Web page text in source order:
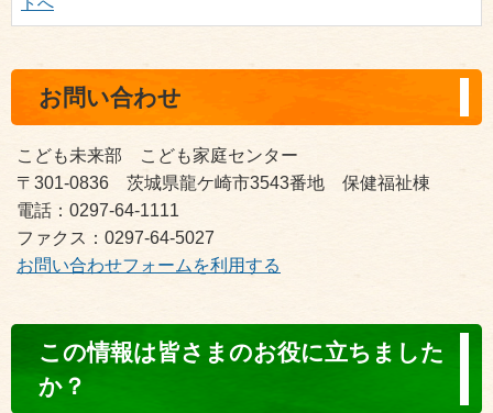
お問い合わせ
こども未来部 こども家庭センター
〒301-0836 茨城県龍ケ崎市3543番地 保健福祉棟
電話：0297-64-1111
ファクス：0297-64-5027
お問い合わせフォームを利用する
ン
この情報は皆さまのお役に立ちました
か？